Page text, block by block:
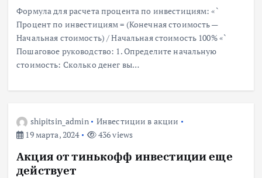
Формула для расчета процента по инвестициям: «`
Процент по инвестициям = (Конечная стоимость —
Начальная стоимость) / Начальная стоимость 100% «`
Пошаговое руководство: 1. Определите начальную
стоимость: Сколько денег вы…
shipitsin_admin
Инвестиции в акции
19 марта, 2024
436 views
Акция от тинькофф инвестиции еще
действует